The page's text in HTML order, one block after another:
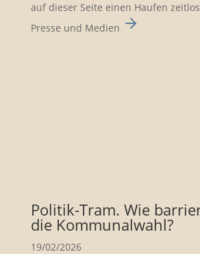
auf dieser Seite einen Haufen
Presse und Medien
Politik-Tram. Wie
die Kommu­nal­wahl?
19/02/2026